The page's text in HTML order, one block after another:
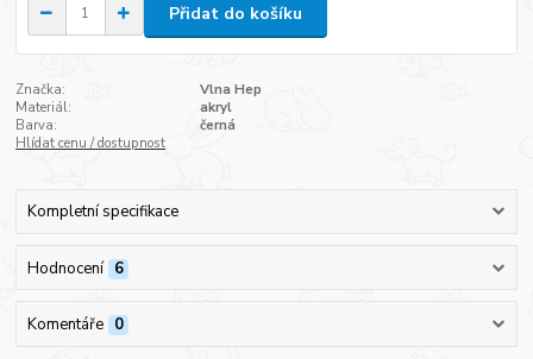
Přidat do košíku
Značka:
Vlna Hep
Materiál:
akryl
Barva:
černá
Hlídat cenu / dostupnost
Kompletní specifikace
Hodnocení 6
Komentáře 0